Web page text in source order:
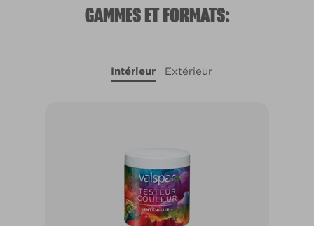
GAMMES ET FORMATS:
Intérieur Extérieur